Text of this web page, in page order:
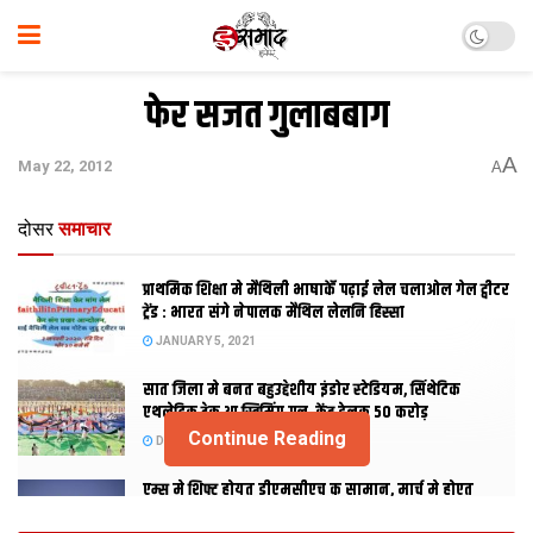
फेर सजत गुलाबबाग
May 22, 2012 AA
दोसर समाचार
प्राथमिक शि‍क्षा मे मैथि‍ली भाषाकेँ पढ़ाई लेल चलाओल गेल ट्वीटर
ट्रेंड : भारत संगे नेपालक मैथिल लेलनि हिस्सा
JANUARY 5, 2021
सात जिला मे बनत बहुउद्देशीय इंडोर स्‍टेडि‍यम, सिंथेटिक
एथलेटिक ट्रेक आ स्विमिंग पुल, केंद्र देलक 50 करोड़
DECEMBER 26, 2020
एम्स मे शिफ्ट होयत डीएमसीएच क सामान, मार्च मे होएत
Continue Reading